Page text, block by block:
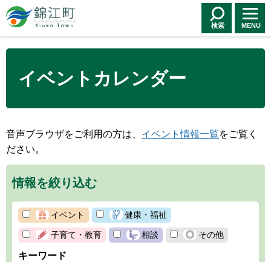
錦江町 Kinko
Town
検索 MENU
イベントカレンダー
音声ブラウザをご利用の方は、 イベント情報一覧をご覧く
ださい。
情報を絞り込む
イベント 健康・福祉
子育て・教育 相談 その他
キーワード